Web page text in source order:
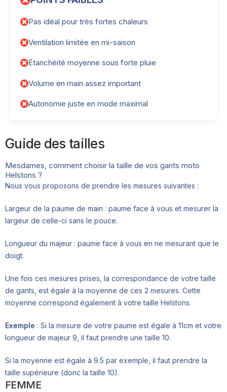
Pas idéal pour très fortes chaleurs
Ventilation limitée en mi-saison
Étanchéité moyenne sous forte pluie
Volume en main assez important
Autonomie juste en mode maximal
Guide des tailles
Mesdames, comment choisir la taille de vos gants moto
Helstons ?
Nous vous proposons de prendre les mesures suivantes :
Largeur de la paume de main : paume face à vous et mesurer la
largeur de celle-ci sans le pouce.
Longueur du majeur : paume face à vous en ne mesurant que le
doigt.
Une fois ces mesures prises, la correspondance de votre taille
de gants, est égale à la moyenne de ces 2 mesures. Cette
moyenne correspond également à votre taille Helstons.
Exemple : Si la mesure de votre paume est égale à 11cm et votre
longueur de majeur 9, il faut prendre une taille 10.
Si la moyenne est égale à 9.5 par exemple, il faut prendre la
taille supérieure (donc la taille 10).
FEMME